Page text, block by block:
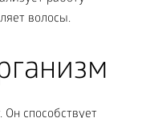
волосы.
способствует